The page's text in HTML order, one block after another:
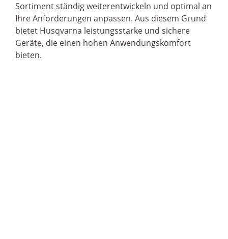
Sortiment ständig weiterentwickeln und optimal an
Ihre Anforderungen anpassen. Aus diesem Grund
bietet Husqvarna leistungsstarke und sichere
Geräte, die einen hohen Anwendungskomfort
bieten.